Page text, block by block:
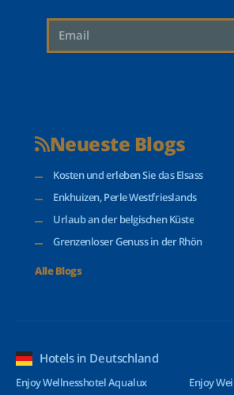
Neueste Blogs
Kosten und erleben Sie das Elsass
Enkhuizen, Perle Westfrieslands
Urlaub an der belgischen Küste
Grenzenloser Genuss in der Rhön
Alle Blogs
Hotels in Deutschland
Enjoy Wellnesshotel Aqualux
Enjoy